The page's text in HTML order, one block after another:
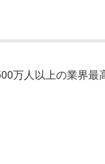
万人以上の業界